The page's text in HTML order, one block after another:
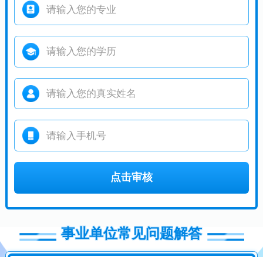
事业单位常见问题解答